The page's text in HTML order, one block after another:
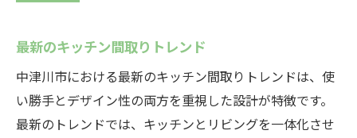
最新のキッチン間取りトレンド
中津川市における最新のキッチン間取りトレンドは、使
い勝手とデザイン性の両方を重視した設計が特徴です。
最新のトレンドでは、キッチンとリビングを一体化させ